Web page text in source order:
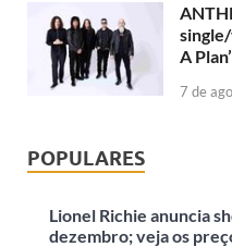
A Plan’
7 de
POPULARES
Lionel Richie anuncia
dezembro; veja os